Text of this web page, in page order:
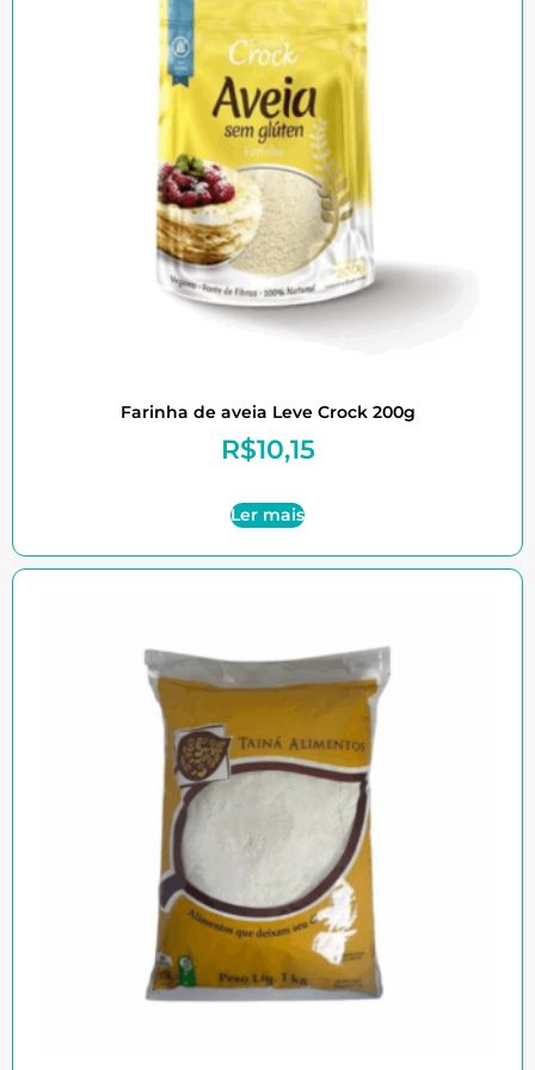
Farinha de aveia Leve Crock 200g
R$10,15
Ler mais